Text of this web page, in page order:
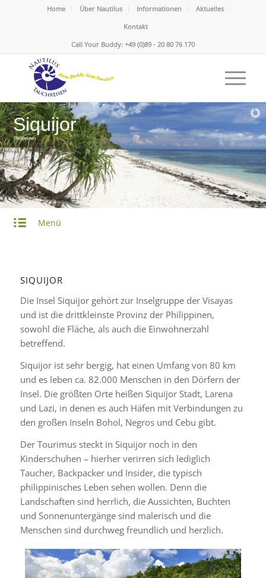
Home Über Nautilus Informationen
Aktuelles
Kontakt
Call Your Buddy: +49 (0)89 - 20 80 76 170
Siquijor
Philippinen
Menü
SIQUIJOR
Die Insel Siquijor gehört zur Inselgruppe der Visayas
und ist die drittkleinste Provinz der Philippinen,
sowohl die Fläche, als auch die Einwohnerzahl
betreffend.
Siquijor ist sehr bergig, hat einen Umfang von 80 km
und es leben ca. 82.000 Menschen in den Dörfern der
Insel. Die größten Orte heißen Siquijor Stadt, Larena
und Lazi, in denen es auch Häfen mit Verbindungen zu
den großen Inseln Bohol, Negros und Cebu gibt.
Der Tourimus steckt in Siquijor noch in den
Kinderschuhen – hierher verirren sich lediglich
Taucher, Backpacker und Insider, die typisch
philippinisches Leben sehen wollen. Denn die
Landschaften sind herrlich, die Aussichten, Buchten
und Sonnenuntergänge sind malerisch und die
Menschen sind durchweg freundlich und herzlich.